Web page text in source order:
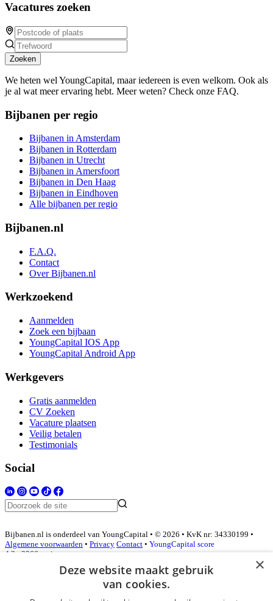
Vacatures zoeken
Zoeken
We heten wel YoungCapital, maar iedereen is even welkom. Ook als
je al wat meer ervaring hebt. Meer weten? Check onze FAQ.
Bijbanen per regio
Bijbanen in Amsterdam
Bijbanen in Rotterdam
Bijbanen in Utrecht
Bijbanen in Amersfoort
Bijbanen in Den Haag
Bijbanen in Eindhoven
Alle bijbanen per regio
Bijbanen.nl
F.A.Q.
Contact
Over Bijbanen.nl
Werkzoekend
Aanmelden
Zoek een bijbaan
YoungCapital IOS App
YoungCapital Android App
Werkgevers
Gratis aanmelden
CV Zoeken
Vacature plaatsen
Veilig betalen
Testimonials
Social
Bijbanen.nl is onderdeel van YoungCapital • © 2026 • KvK nr: 34330199 •
Algemene voorwaarden • Privacy Contact • YoungCapital score
4.3 - 3366 reviews
Inloggen als bedrijf
×
Deze website maakt gebruik
van cookies.